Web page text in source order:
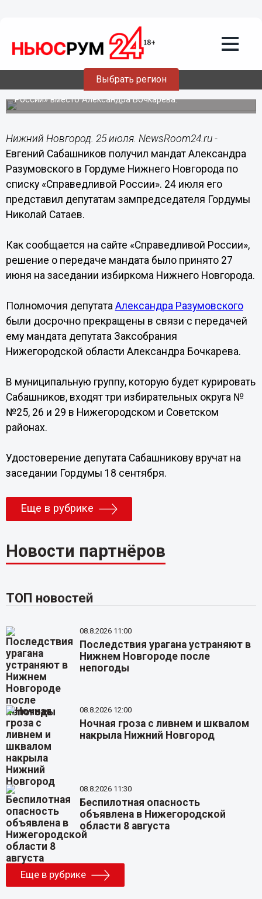
Выбрать регион
Сабашников получил мандат
Разумовского в Гордуме Нижнего
Александр Разумовский стал депутатом Заксобрания
Нижегородской области по списку «Справедливой
России» вместо Александра Бочкарева.
Нижний Новгород. 25 июля. NewsRoom24.ru -
Евгений Сабашников получил мандат Александра
Разумовского в Гордуме Нижнего Новгорода по
списку «Справедливой России». 24 июля его
представил депутатам зампредседателя Гордумы
Николай Сатаев.
Как сообщается на сайте «Справедливой России»,
решение о передаче мандата было принято 27
июня на заседании избиркома Нижнего Новгорода.
Полномочия депутата Александра Разумовского
были досрочно прекращены в связи с передачей
ему мандата депутата Заксобрания
Нижегородской области Александра Бочкарева.
В муниципальную группу, которую будет курировать
Сабашников, входят три избирательных округа №
№25, 26 и 29 в Нижегородском и Советском
районах.
Удостоверение депутата Сабашникову вручат на
заседании Гордумы 18 сентября.
Еще в рубрике
Новости партнёров
ТОП новостей
08.8.2026 11:00
Последствия урагана устраняют в
Нижнем Новгороде после
непогоды
08.8.2026 12:00
Ночная гроза с ливнем и шквалом
накрыла Нижний Новгород
08.8.2026 11:30
Беспилотная опасность
объявлена в Нижегородской
области 8 августа
Еще в рубрике